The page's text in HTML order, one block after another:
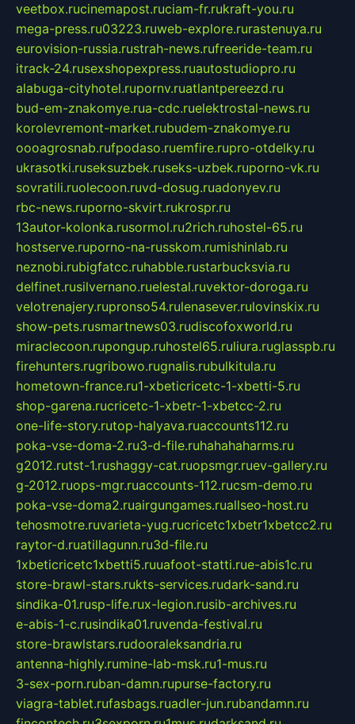
veetbox.rucinemapost.ruciam-fr.rukraft-you.ru
mega-press.ru03223.ruweb-explore.rurastenuya.ru
eurovision-russia.rustrah-news.rufreeride-team.ru
itrack-24.rusexshopexpress.ruautostudiopro.ru
alabuga-cityhotel.rupornv.ruatlantpereezd.ru
bud-em-znakomye.rua-cdc.ruelektrostal-news.ru
korolevremont-market.rubudem-znakomye.ru
oooagrosnab.rufpodaso.ruemfire.rupro-otdelky.ru
ukrasotki.ruseksuzbek.ruseks-uzbek.ruporno-vk.ru
sovratili.ruolecoon.ruvd-dosug.ruadonyev.ru
rbc-news.ruporno-skvirt.rukrospr.ru
13autor-kolonka.rusormol.ru2rich.ruhostel-65.ru
hostserve.ruporno-na-russkom.rumishinlab.ru
neznobi.rubigfatcc.ruhabble.rustarbucksvia.ru
delfinet.rusilvernano.ruelestal.ruvektor-doroga.ru
velotrenajery.rupronso54.rulenasever.rulovinskix.ru
show-pets.rusmartnews03.rudiscofoxworld.ru
miraclecoon.rupongup.ruhostel65.ruliura.ruglasspb.ru
firehunters.rugribowo.rugnalis.rubulkitula.ru
hometown-france.ru1-xbeticricetc-1-xbetti-5.ru
shop-garena.rucricetc-1-xbetr-1-xbetcc-2.ru
one-life-story.rutop-halyava.ruaccounts112.ru
poka-vse-doma-2.ru3-d-file.ruhahahaharms.ru
g2012.rutst-1.rushaggy-cat.ruopsmgr.ruev-gallery.ru
g-2012.ruops-mgr.ruaccounts-112.rucsm-demo.ru
poka-vse-doma2.ruairgungames.ruallseo-host.ru
tehosmotre.ruvarieta-yug.rucricetc1xbetr1xbetcc2.ru
raytor-d.ruatillagunn.ru3d-file.ru
1xbeticricetc1xbetti5.ruuafoot-statti.rue-abis1c.ru
store-brawl-stars.rukts-services.rudark-sand.ru
sindika-01.rusp-life.rux-legion.rusib-archives.ru
e-abis-1-c.rusindika01.ruvenda-festival.ru
store-brawlstars.rudooraleksandria.ru
antenna-highly.rumine-lab-msk.ru1-mus.ru
3-sex-porn.ruban-damn.rupurse-factory.ru
viagra-tablet.rufasbags.ruadler-jun.rubandamn.ru